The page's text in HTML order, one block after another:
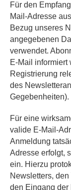
Für den
Mail-Adresse
Bezug unseres
angegebenen
verwendet.
E-Mail informiert
Registrierung
des
Gegebenheiten).
Für eine
valide E-Mail-
Anmeldung
Adresse erfolgt,
ein. Hierzu
Newsletters,
den Eingang der